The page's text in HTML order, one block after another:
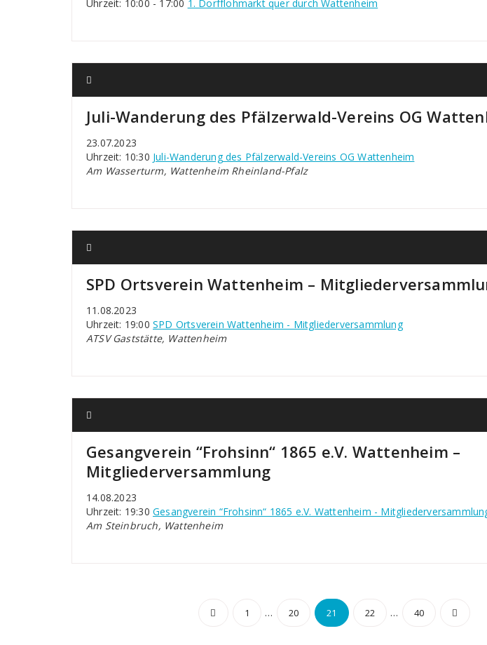
Uhrzeit: 10:00 - 17:00 1. Dorfflohmarkt quer durch Wattenheim
Juli-Wanderung des Pfälzerwald-Vereins OG
23.07.2023
Uhrzeit: 10:30 Juli-Wanderung des Pfälzerwald-Vereins OG Wattenheim
Am Wasserturm, Wattenheim Rheinland-Pfalz
SPD Ortsverein Wattenheim –
11.08.2023
Uhrzeit: 19:00 SPD Ortsverein Wattenheim - Mitgliederversammlung
ATSV Gaststätte, Wattenheim
Gesangverein “Frohsinn“ 1865 e.V. Wattenheim –
Mitgliederversammlung
14.08.2023
Uhrzeit: 19:30 Gesangverein “Frohsinn“ 1865 e.V. Wattenheim -
Am Steinbruch, Wattenheim
Seitennummerierung
1 … 20 21 22 … 40